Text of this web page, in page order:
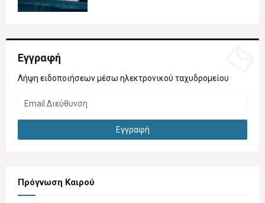
Εγγραφή
Λήψη ειδοποιήσεων μέσω ηλεκτρονικού ταχυδρομείου
Πρόγνωση Καιρού